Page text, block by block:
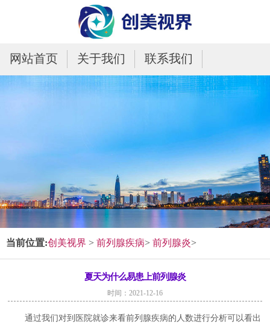
网站首页 关于我们 联系我们
当前位置:创美视界 > 前列腺疾病> 前列腺炎>
夏天为什么易患上前列腺炎
时间：2021-12-16
通过我们对到医院就诊来看前列腺疾病的人数进行分析可以看出